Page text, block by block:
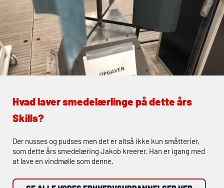
Hvad laver smedelærlinge på dette års
Skills?
Der nusses og pudses men det er altså ikke kun småtterier,
som dette års smedelæring Jakob kreerer. Han er igang med
at lave en vindmølle som denne.